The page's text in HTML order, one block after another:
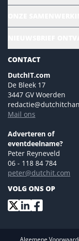
Magazines
Marketingmogelijkheden
Eventmogelijkheden 2026
Advertising opportunities
Event opportunities 2026
NL Digital
Versturen
CONTACT
DutchIT.com
De Bleek 17
3447 GV Woerden
Mail ons
Adverteren of
eventdeelname?
Peter Reyneveld
06 - 118 84 784
peter@dutchit.com
VOLG ONS OP